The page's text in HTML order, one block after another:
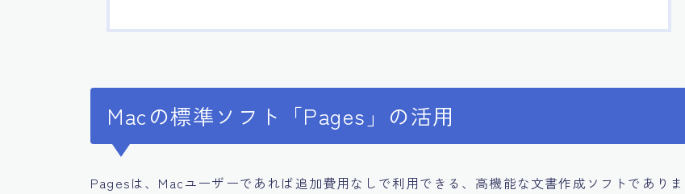
Macの標準ソフト「Pages」の活用
Pagesは、Macユーザーであれば追加費用なしで利用できる、高機能な文書作成ソフトでありま